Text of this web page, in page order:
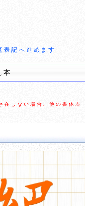
表記へ進めます
本
しない場合、他の書体表